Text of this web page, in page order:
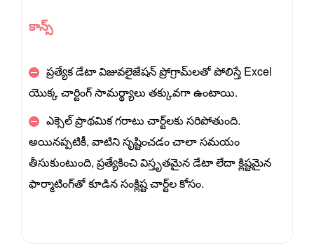
కాన్స్
ప్రత్యేక డేటా విజువలైజేషన్ ప్రోగ్రామ్‌లతో పోలిస్తే Excel
యొక్క చార్టింగ్ సామర్థ్యాలు తక్కువగా ఉంటాయి.
ఎక్సెల్ ప్రాథమిక గరాటు చార్ట్‌లకు సరిపోతుంది.
అయినప్పటికీ, వాటిని సృష్టించడం చాలా సమయం
తీసుకుంటుంది, ప్రత్యేకించి విస్తృతమైన డేటా లేదా క్లిష్టమైన
ఫార్మాటింగ్‌తో కూడిన సంక్లిష్ట చార్ట్‌ల కోసం.